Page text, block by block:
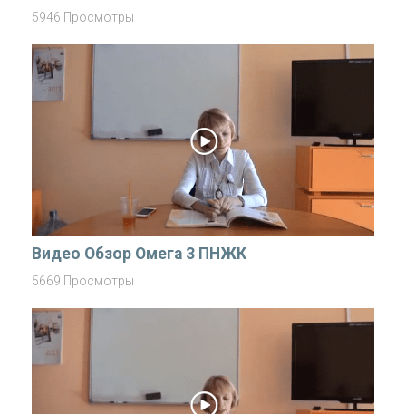
5946 Просмотры
Видео Обзор Омега 3 ПНЖК
5669 Просмотры